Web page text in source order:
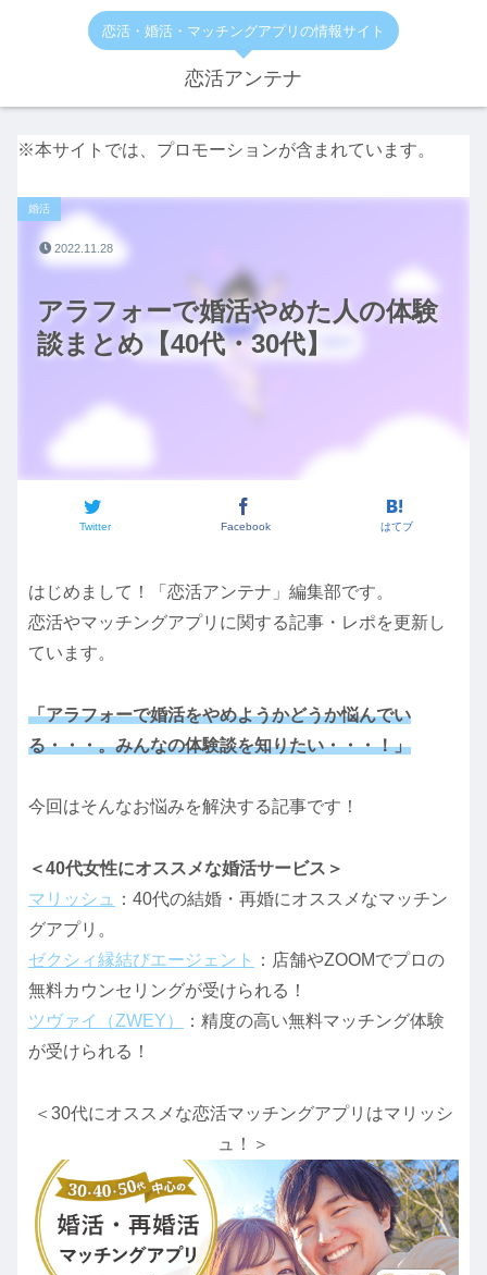
恋活・婚活・マッチングアプリの情報サイト
恋活アンテナ
※本サイトでは、プロモーションが含まれています。
アラフォーで婚活やめた人の体験
談まとめ【40代・30代】
婚活
Twitter Facebook はてブ
2022.11.28
はじめまして！「恋活アンテナ」編集部です。
恋活やマッチングアプリに関する記事・レポを更新し
ています。
「アラフォーで婚活をやめようかどうか悩んでい
る・・・。みんなの体験談を知りたい・・・！」
今回はそんなお悩みを解決する記事です！
＜40代女性にオススメな婚活サービス＞
マリッシュ
：40代の結婚・再婚にオススメなマッチン
グアプリ。
ゼクシィ縁結びエージェント
：店舗やZOOMでプロの
無料カウンセリングが受けられる！
ツヴァイ（ZWEY）
：精度の高い無料マッチング体験
が受けられる！
＜30代にオススメな恋活マッチングアプリはマリッシ
ュ！＞